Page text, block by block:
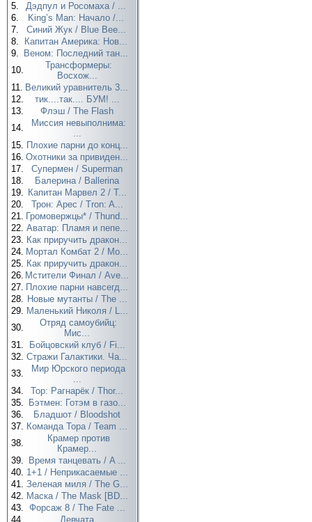
5.
Дэдпул и Росомаха / ...
6.
King’s Man: Начало /...
7.
Синий Жук / Blue Bee...
8.
Капитан Америка: Нов...
9.
Веном: Последний тан...
10.
Трансформеры:
Восхож...
11. Великий уравнитель 3...
12.
тик....так.... БУМ! ...
13.
Флэш / The Flash
14.
Миссия невыполнима:
...
15. Плохие парни до конц...
16. Охотники за привиден...
17.
Супермен / Superman
18.
Балерина / Ballerina
19. Капитан Марвел 2 / T...
20.
Трон: Арес / Tron: A...
21. Громовержцы* / Thund...
22. Аватар: Пламя и пепе...
23. Как приручить дракон...
24. Мортал Комбат 2 / Mo...
25. Как приручить дракон...
26. Мстители Финал / Ave...
27. Плохие парни навсегд...
28. Новые мутанты / The ...
29. Маленький Николя / L...
30.
Отряд самоубийц:
Мис...
31.
Бойцовский клуб / Fi...
32. Стражи Галактики. Ча...
33.
Мир Юрского периода
...
34.
Тор: Рагнарёк / Thor...
35.
Бэтмен: Готэм в газо...
36.
Бладшот / Bloodshot
37. Команда Тора / Team ...
38.
Крамер против
Крамер...
39.
Время танцевать / A ...
40. 1+1 / Неприкасаемые ...
41. Зеленая миля / The G...
42. Маска / The Mask [BD...
43. Форсаж 8 / The Fate ...
44.
Девчата